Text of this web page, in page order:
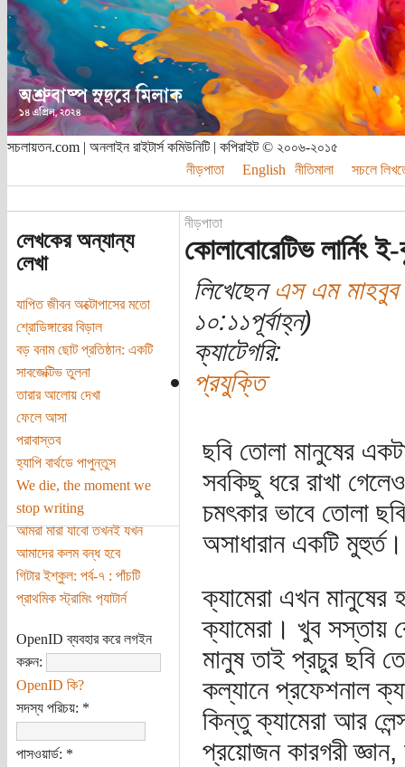
সচলায়তন.com | অনলাইন রাইটার্স কমিউনিটি | কপিরাইট © ২০০৬-২০১৫
নীড়পাতা
English নীতিমালা সচলে
লেখকের অন্যান্য
লেখা
যাপিত জীবন অক্টোপাসের মতো
শ্রোডিঙ্গারের বিড়াল
বড় বনাম ছোট প্রতিষ্ঠান: একটি
সাবজেক্টিভ তুলনা
তারার আলোয় দেখা
ফেলে আসা
পরাবাস্তব
হ্যাপি বার্থডে পাপুন্তুস
We die, the moment we
stop writing
আমরা মারা যাবো তখনই যখন
আমাদের কলম বন্ধ হবে
গিটার ইশ্‌কুল: পর্ব-৭ : পাঁচটি
প্রাথমিক স্ট্রামিং প‌্যাটার্ন
OpenID ব্যবহার করে লগইন
করুন:
OpenID কি?
সদস্য পরিচয়: *
পাসওয়ার্ড: *
নীড়পাতা
কোলাবোরেটিভ লার্নিং
লিখেছেনএস এম মাহবুব
১০:১১পূর্বাহ্ন)
ক্যাটেগরি:
প্রযুক্তি
ছবি তোলা মানুষের
সবকিছু ধরে রাখা
চমৎকার ভাবে তোলা
অসাধারান একটি মুহুর্ত।
ক্যামেরা এখন
ক্যামেরা। খুব সস্তায়
মানুষ তাই প্রচুর ছবি
কল্যানে প্রফেশনাল
কিন্তু ক্যামেরা আর
প্রয়োজন কারগরী